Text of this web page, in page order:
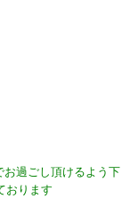
過ごし頂けるよう 下
おります